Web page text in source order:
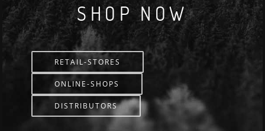
SHOP NOW
RETAIL-STORES
ONLINE-SHOPS
DISTRIBUTORS